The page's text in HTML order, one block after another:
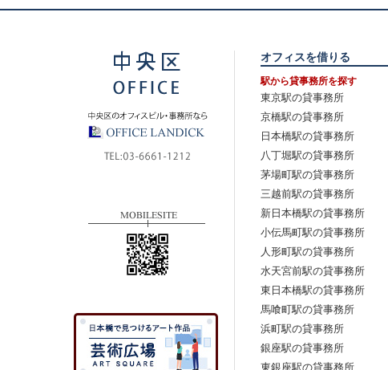
オフィスを借りる
駅から貸事務所を探す
東京駅の貸事務所
京橋駅の貸事務所
日本橋駅の貸事務所
八丁堀駅の貸事務所
茅場町駅の貸事務所
三越前駅の貸事務所
新日本橋駅の貸事務所
小伝馬町駅の貸事務所
人形町駅の貸事務所
水天宮前駅の貸事務所
東日本橋駅の貸事務所
馬喰町駅の貸事務所
浜町駅の貸事務所
銀座駅の貸事務所
東銀座駅の貸事務所